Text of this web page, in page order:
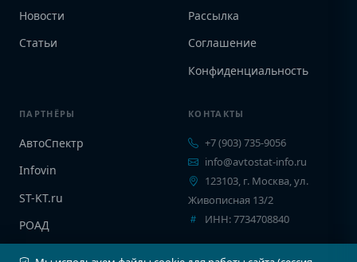
Новости
Статьи
Рассылка
Соглашение
Конфиденциальность
ПАРТНЁРЫ
АвтоСпектр
Infovin
ST-KT.ru
РОАД
КОНТАКТЫ
+7 (903) 735-9056
info@avtostat-info.ru
123103, г. Москва, ул.
Живописная 13/2
ИНН: 7734708840